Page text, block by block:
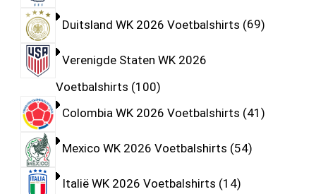
Duitsland WK 2026 Voetbalshirts 69
Verenigde Staten WK 2026
Voetbalshirts 100
Colombia WK 2026 Voetbalshirts 41
Mexico WK 2026 Voetbalshirts 54
Italië WK 2026 Voetbalshirts 14